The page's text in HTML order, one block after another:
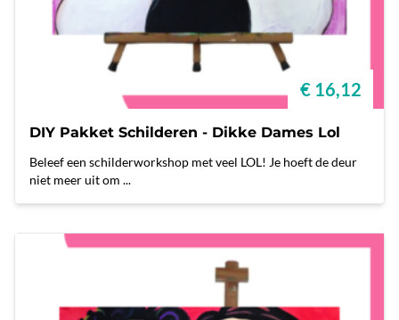
€ 16,12
DIY Pakket Schilderen - Dikke Dames Lol
Beleef een schilderworkshop met veel LOL! Je hoeft de deur
niet meer uit om ...